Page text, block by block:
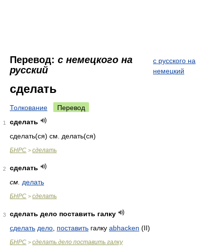
Перевод: с немецкого на
русский
с русского на
немецкий
сделать
Толкование Перевод
1
сделать
сделать(ся) см. делать(ся)
БНРС > сделать
2
сделать
см. делать
БНРС > сделать
3
сделать дело поставить галку
сделать дело поставить галку abhacken (II)
БНРС > сделать дело поставить галку